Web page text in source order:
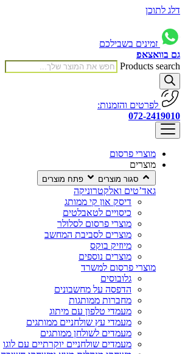
דלג לתוכן
זמינים בשבילכם
גם בוואצאפ
Products search
לפרטים והזמנות:
072-2419010
מוצרי פרסום
מוצרים
סגור מוצרים פתח מוצרים
גאד’טים ואלקטרוניקה
דיסק און קי ממותג
כיסויים לטאבלטים
מוצרי פרסום לסלולר
מוצרים לסביבת המחשב
מיוזיק בוקס
מוצרים נוספים
מוצרי פרסום למשרד
גלובוסים
הדפסה על מחשבונים
מחברות ממותגות
מעמדי טלפון עם מיתוג
מעמדי עץ שולחניים ממותגים
מעמדים לשולחן ממותגים
מעמדים שולחניים יוקרתיים עם לוגו